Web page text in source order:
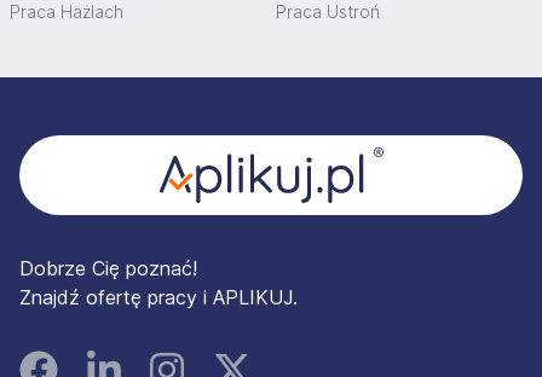
Praca Hażlach Praca Ustroń
Dobrze Cię poznać!
Znajdź ofertę pracy i APLIKUJ.
FacebookLinked InInstagramInstagram